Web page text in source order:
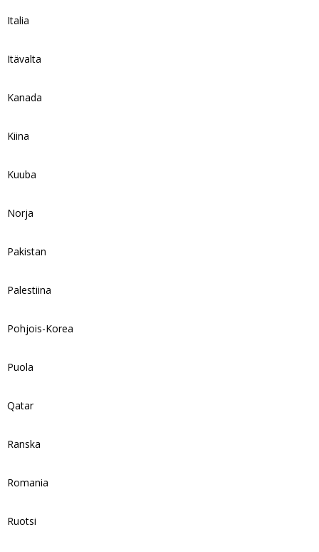
Italia
Itävalta
Kanada
Kiina
Kuuba
Norja
Pakistan
Palestiina
Pohjois-Korea
Puola
Qatar
Ranska
Romania
Ruotsi